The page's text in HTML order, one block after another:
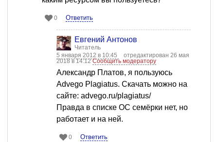
0 Ответить
Евгений Антонов
Читатель
5 января 2012 в 10:45
отредактирован 26 мая
2018 в 14:12Сообщить модератору
Александр Платов, я пользуюсь
Advego Plagiatus. Скачать можно на
сайте: advego.ru/plagiatus/
Правда в списке ОС семёрки нет, но
работает и на ней.
0 Ответить